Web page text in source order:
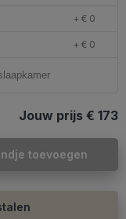
+ € 0
+ € 0
Jouw prijs € 173
toevoegen